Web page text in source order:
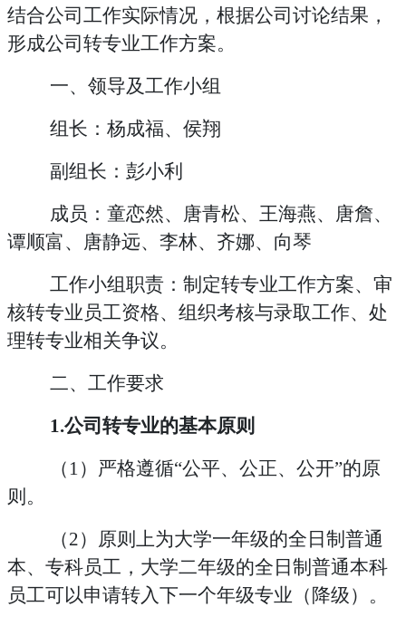
结合公司工作实际情况，根据公司讨论结果，
形成公司转专业工作方案。
一、领导及工作小组
组长：杨成福、侯翔
副组长：彭小利
成员：童恋然、唐青松、王海燕、唐詹、
谭顺富、唐静远、李林、齐娜、向琴
工作小组职责： 制定转专业工作方案、审
核转专业员工资格、组织考核与录取工作、处
理转专业相关争议。
二、工作要求
1.公司转专业的基本原则
（ 1）严格遵循“公平、公正、公开”的原
则。
（2）原则上为大学一年级的全日制普通
本、专科员工，大学二年级的全日制普通本科
员工可以申请转入下一个年级专业（降级）。